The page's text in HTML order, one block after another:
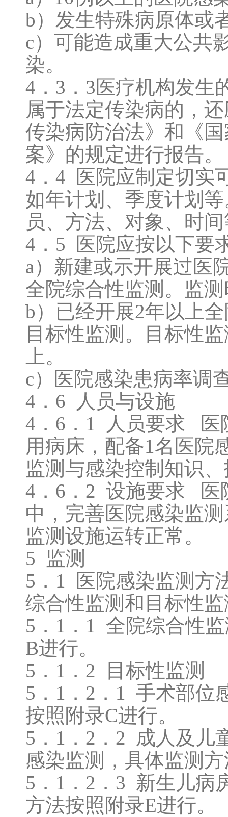
b）发生特殊病原体或
c）可能造成重大公共
染。
4．3．3医疗机构发生
属于法定传染病的，
传染病防治法》和《
案》的规定进行报告。
4．4 医院应制定切实
如年计划、季度计划
员、方法、对象、时
4．5 医院应按以下要
a）新建或示开展过医
全院综合性监测。监
b）已经开展2年以上
目标性监测。目标性
上。
c）医院感染患病率调
4．6 人员与设施
4．6．1 人员要求 医
用病床，配备1名医院
监测与感染控制知识
4．6．2 设施要求 医
中，完善医院感染监
监测设施运转正常。
5 监测
5．1 医院感染监测方
综合性监测和目标性
5．1．1 全院综合性
B进行。
5．1．2 目标性监测
5．1．2．1 手术部位
按照附录C进行。
5．1．2．2 成人及儿
感染监测，具体监测
5．1．2．3 新生儿病
方法按照附录E进行。